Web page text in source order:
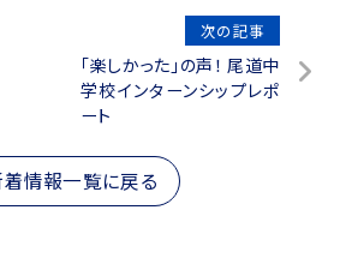
次の記事
「楽しかった」の声！ 尾道中
学校インターンシップレポ
ート
情報一覧に戻る